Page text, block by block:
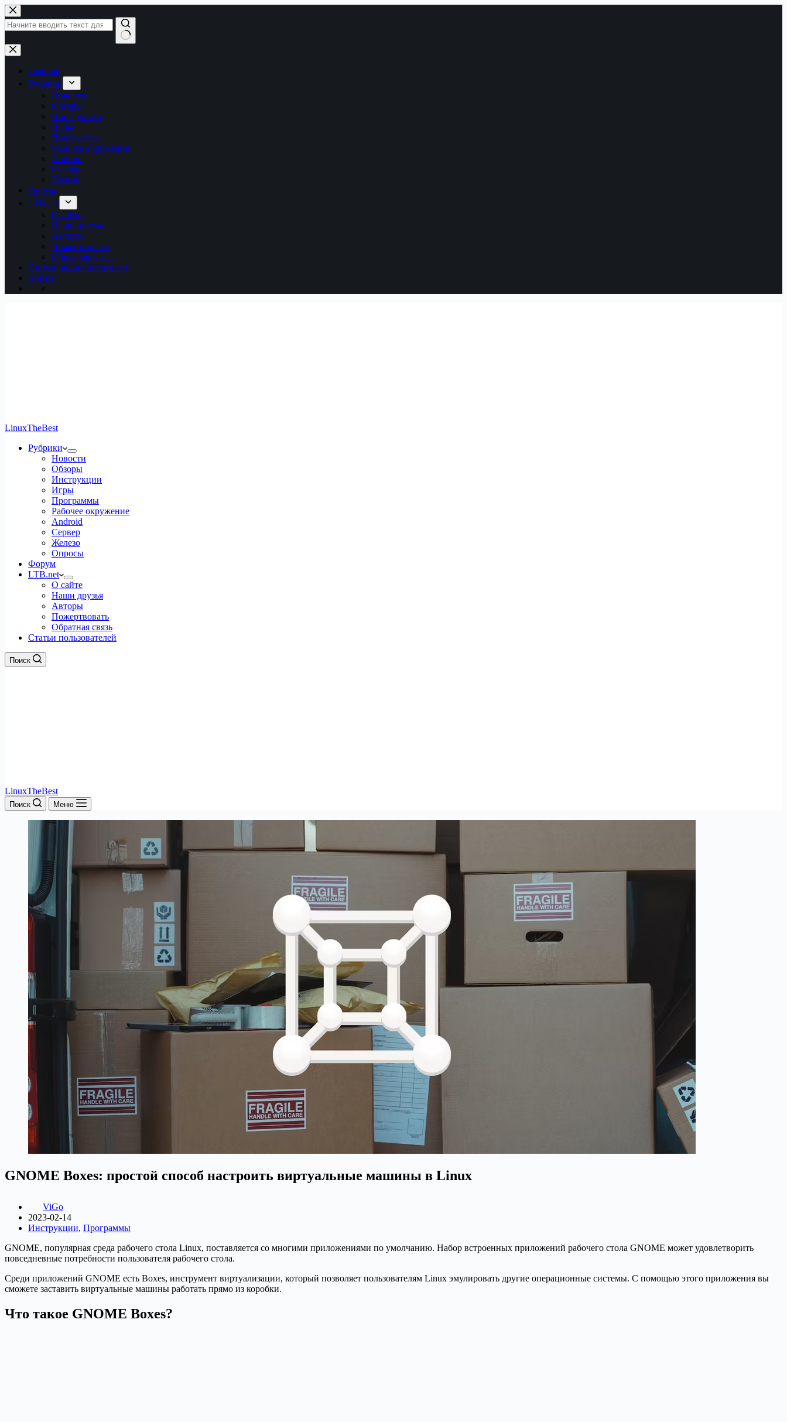
Перейти
к
сути
Ничего
не
найденоГлавная
Рубрики
Новости
Обзоры
Инструкции
Игры
Программы
Рабочее окружение
Android
Сервер
Железо
Форум
LTB.net
О сайте
Наши друзья
Авторы
Пожертвовать
Обратная связь
Статьи наших читателей
Войти
LinuxTheBest
Рубрики
Новости
Обзоры
Инструкции
Игры
Программы
Рабочее окружение
Android
Сервер
Железо
Опросы
Форум
LTB.net
О сайте
Наши друзья
Авторы
Пожертвовать
Обратная связь
Статьи пользователей
Поиск
LinuxTheBest
Поиск Меню
GNOME Boxes: простой способ настроить виртуальные машины в Linux
ViGo
2023-02-14
Инструкции, Программы
GNOME, популярная среда рабочего стола Linux, поставляется со многими приложениями по умолчанию. Набор встроенных приложений рабочего стола GNOME может удовлетворить
повседневные потребности пользователя рабочего стола.
Среди приложений GNOME есть Boxes, инструмент виртуализации, который позволяет пользователям Linux эмулировать другие операционные системы. С помощью этого приложения вы
сможете заставить виртуальные машины работать прямо из коробки.
Что такое GNOME Boxes?